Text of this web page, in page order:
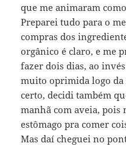
que me animaram
Preparei tudo para o
compras dos
orgânico é claro, e me
fazer dois dias, ao
muito oprimida logo
certo, decidi também
manhã com aveia, pois
estômago pra comer
Mas daí cheguei no